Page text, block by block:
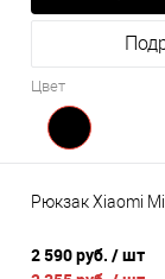
Цвет
Рюкзак Xiaomi
2 590 руб. / шт